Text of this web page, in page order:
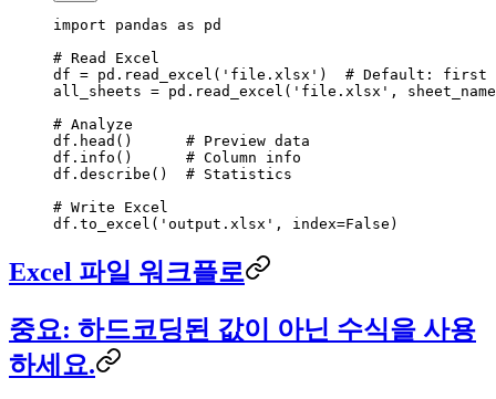
import pandas as pd
# Read Excel
df = pd.read_excel( 'file.xlsx' ) # Default: first
all_sheets = pd.read_excel( 'file.xlsx' , sheet_name
# Analyze
df.head() # Preview data
df.info() # Column info
df.describe() # Statistics
# Write Excel
df.to_excel( 'output.xlsx' , index=False )
Excel 파일 워크플로
중요: 하드코딩된 값이 아닌 수식을 사용
하세요.